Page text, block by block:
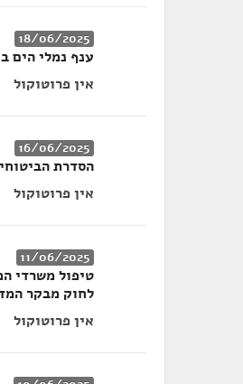
18/06/2025
ענף נמלי הים
אין פרוטוקול
16/06/2025
הסדרת
אין פרוטוקול
11/06/2025
לחוק מבקר
אין פרוטוקול